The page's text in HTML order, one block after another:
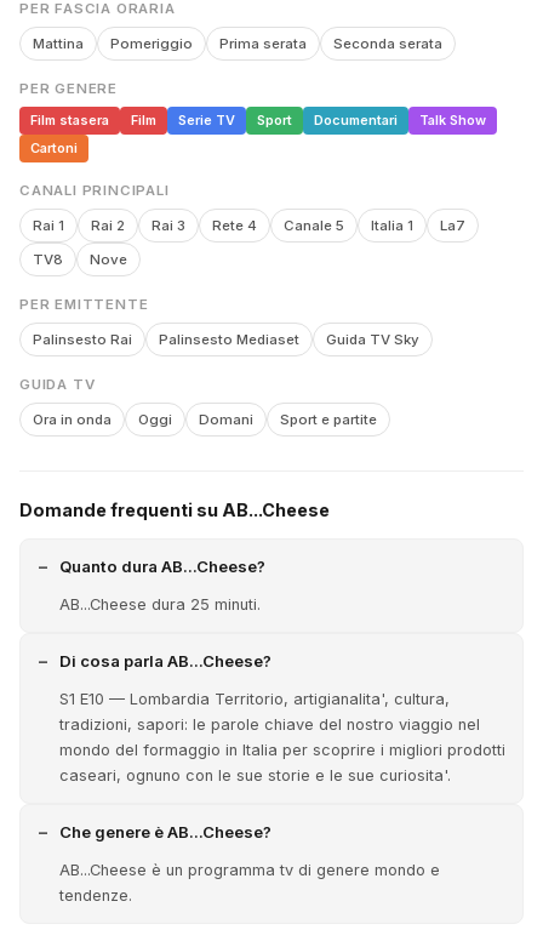
PER FASCIA ORARIA
Mattina Pomeriggio Prima serata Seconda serata
PER GENERE
Film stasera
Film Serie TV Sport Documentari
Talk Show
Cartoni
CANALI PRINCIPALI
Rai 1 Rai 2 Rai 3 Rete 4 Canale 5 Italia 1
La7
TV8
Nove
PER EMITTENTE
Palinsesto Rai Palinsesto Mediaset Guida TV Sky
GUIDA TV
Ora in onda Oggi Domani Sport e partite
Domande frequenti su AB...Cheese
Quanto dura AB...Cheese?
AB...Cheese dura 25 minuti.
Di cosa parla AB...Cheese?
S1 E10 — Lombardia Territorio, artigianalita', cultura,
tradizioni, sapori: le parole chiave del nostro viaggio nel
mondo del formaggio in Italia per scoprire i migliori prodotti
caseari, ognuno con le sue storie e le sue curiosita'.
Che genere è AB...Cheese?
AB...Cheese è un programma tv di genere mondo e
tendenze.